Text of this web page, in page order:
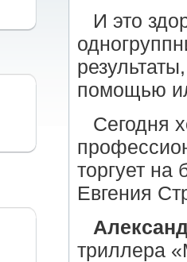
И это
помощью
Сегодня
торгует на
Евгения
триллера